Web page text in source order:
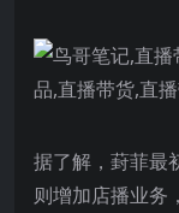
据了解，葑菲最
则增加店播业务